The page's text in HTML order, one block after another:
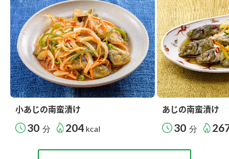
小あじの南蛮漬け
30 分 204 kcal
あじの南蛮漬け
30 分